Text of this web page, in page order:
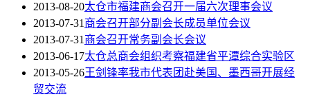
2013-08-20太仓市福建商会召开一届六次理事会议
2013-07-31商会召开部分副会长成员单位会议
2013-07-31商会召开常务副会长会议
2013-06-17太仓总商会组织考察福建省平潭综合实验区
2013-05-26王剑锋率我市代表团赴美国、墨西哥开展经
贸交流